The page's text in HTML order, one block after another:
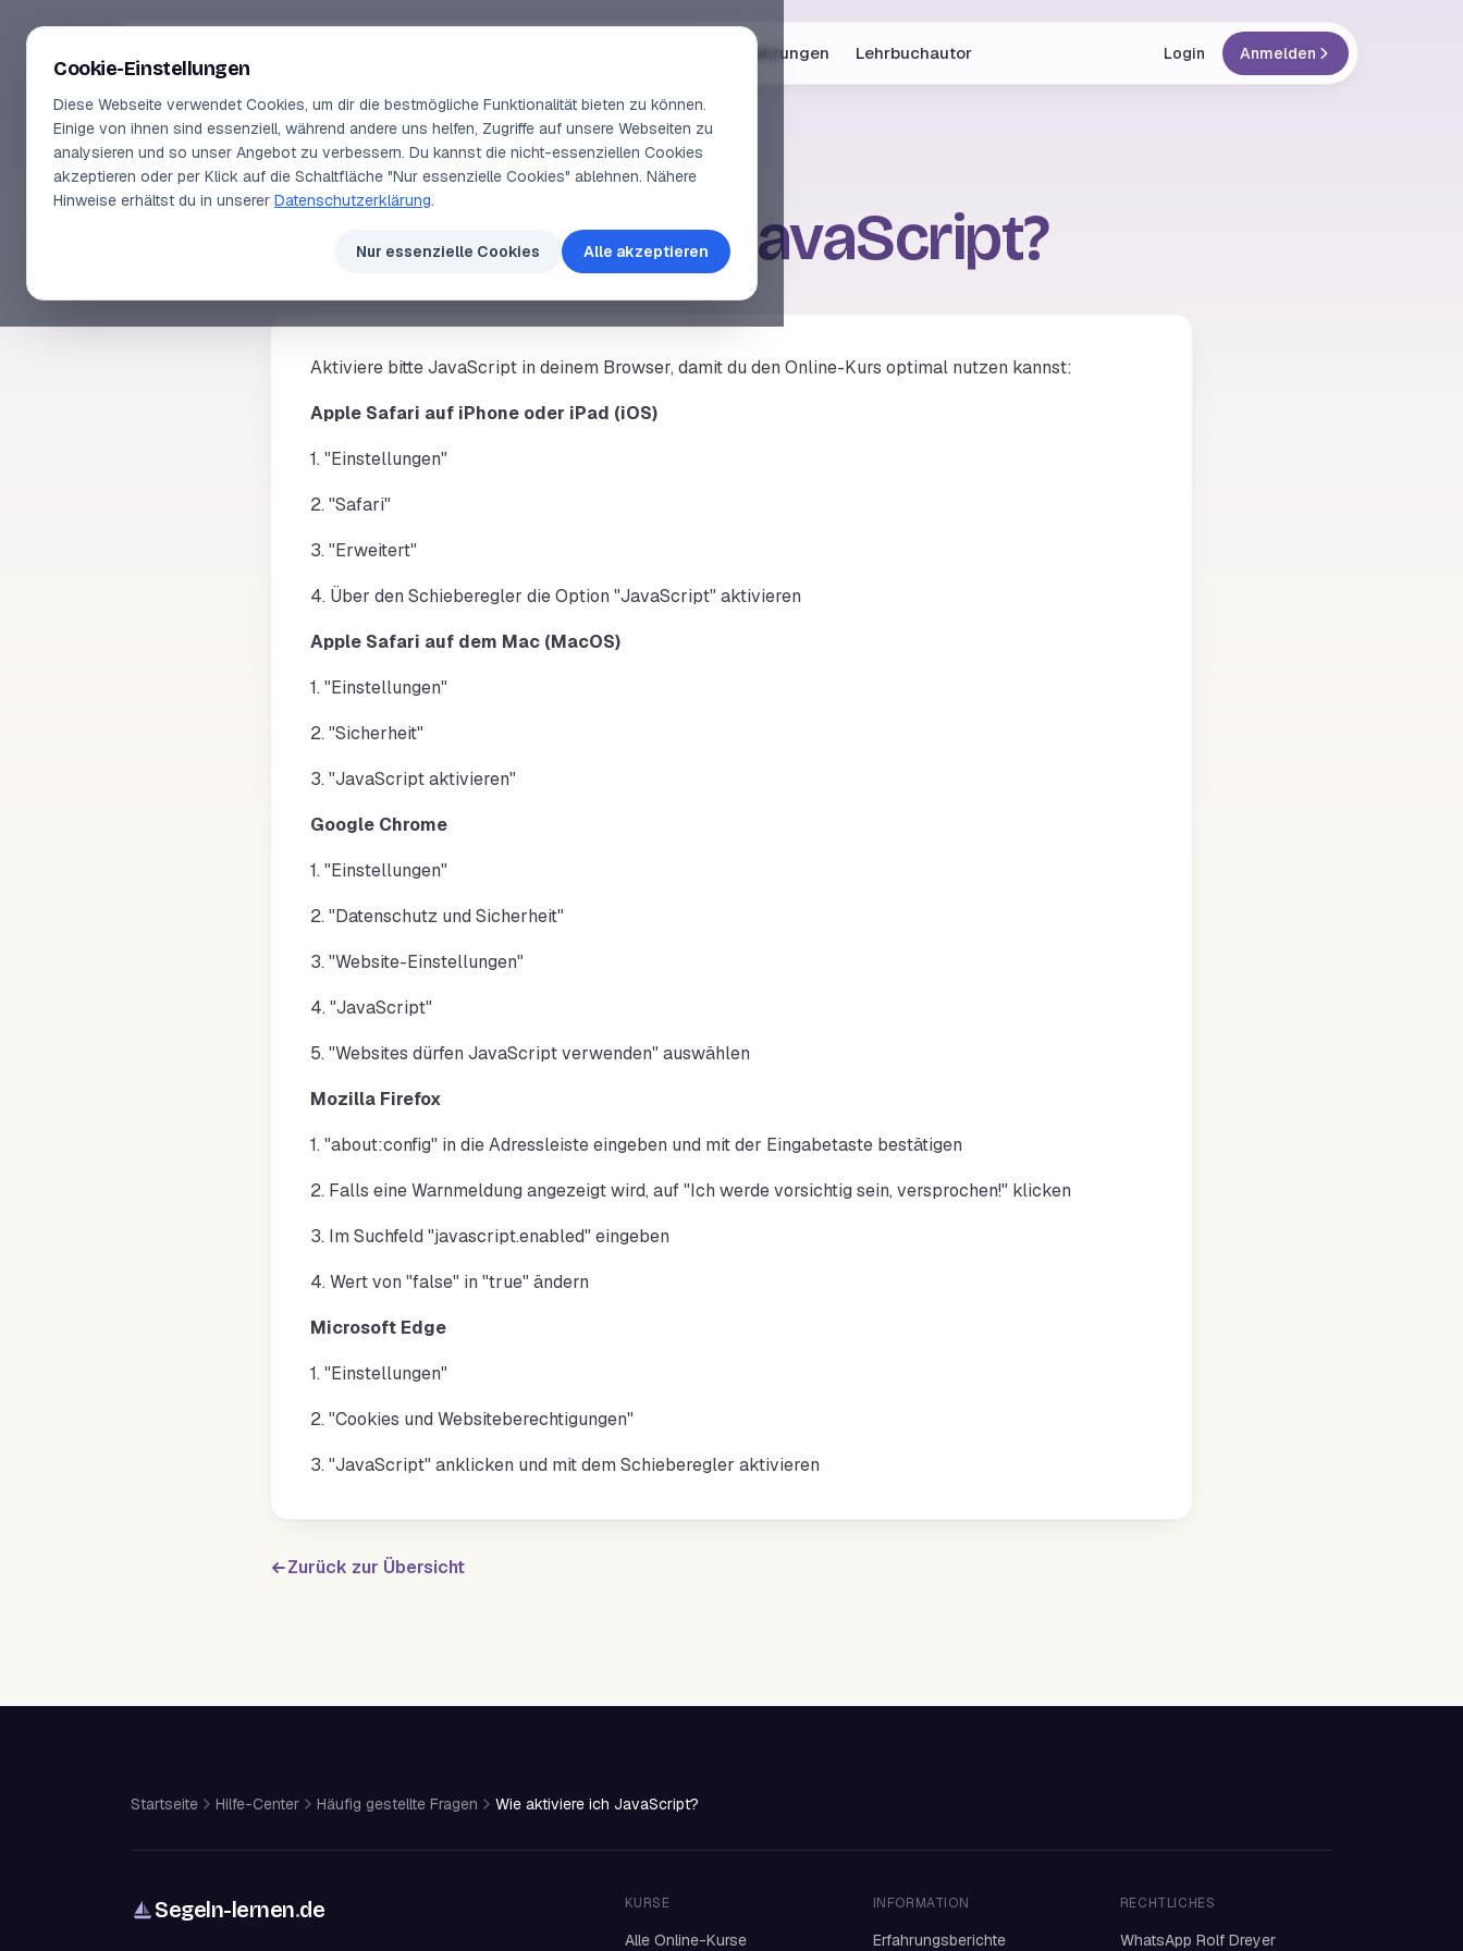
Erfahrungen Lehrbuchautor Login Anmelden
HÄUFIG GESTELLTE FRAGEN
Wie aktiviere ich JavaScript?
Aktiviere bitte JavaScript in deinem Browser, damit du den Online-Kurs optimal nutzen kannst:
Apple Safari auf iPhone oder iPad (iOS)
1. "Einstellungen"
2. "Safari"
3. "Erweitert"
4. Über den Schieberegler die Option "JavaScript" aktivieren
Apple Safari auf dem Mac (MacOS)
1. "Einstellungen"
2. "Sicherheit"
3. "JavaScript aktivieren"
Google Chrome
1. "Einstellungen"
2. "Datenschutz und Sicherheit"
3. "Website-Einstellungen"
4. "JavaScript"
5. "Websites dürfen JavaScript verwenden" auswählen
Mozilla Firefox
1. "about:config" in die Adressleiste eingeben und mit der Eingabetaste bestätigen
2. Falls eine Warnmeldung angezeigt wird, auf "Ich werde vorsichtig sein, versprochen!" klicken
3. Im Suchfeld "javascript.enabled" eingeben
4. Wert von "false" in "true" ändern
Microsoft Edge
1. "Einstellungen"
2. "Cookies und Websiteberechtigungen"
3. "JavaScript" anklicken und mit dem Schieberegler aktivieren
Zurück zur Übersicht
Startseite Hilfe-Center Häufig gestellte Fragen Wie aktiviere ich JavaScript?
Segeln-lernen.de KURSE
Alle Online-Kurse
INFORMATION
Erfahrungsberichte
RECHTLICHES
WhatsApp Rolf Dreyer
Cookie-Einstellungen
Diese Webseite verwendet Cookies, um dir die bestmögliche Funktionalität bieten zu können.
Einige von ihnen sind essenziell, während andere uns helfen, Zugriffe auf unsere Webseiten zu
analysieren und so unser Angebot zu verbessern. Du kannst die nicht-essenziellen Cookies
akzeptieren oder per Klick auf die Schaltfläche "Nur essenzielle Cookies" ablehnen. Nähere
Hinweise erhältst du in unserer Datenschutzerklärung.
Nur essenzielle Cookies Alle akzeptieren